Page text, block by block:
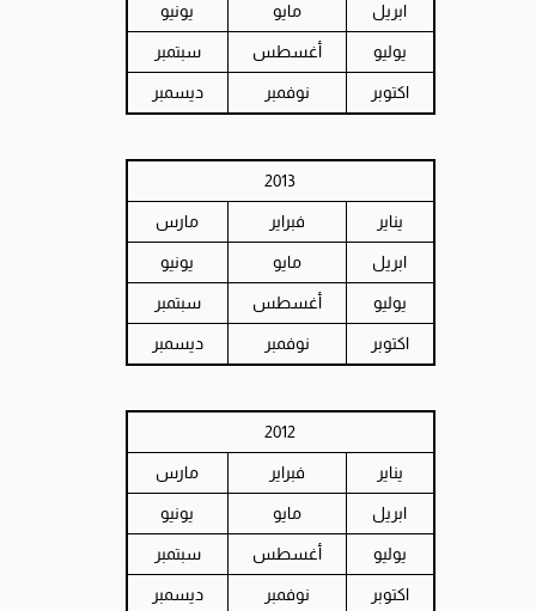
ابريل مايو يونيو
يوليو أغسطس سبتمبر
اكتوبر نوفمبر ديسمبر
2013
يناير فبراير مارس
ابريل مايو يونيو
يوليو أغسطس سبتمبر
اكتوبر نوفمبر ديسمبر
2012
يناير فبراير مارس
ابريل مايو يونيو
يوليو أغسطس سبتمبر
اكتوبر نوفمبر ديسمبر